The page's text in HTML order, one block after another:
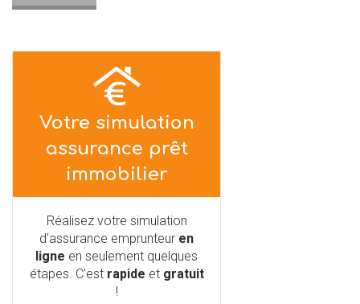
Votre simulation
assurance prêt
immobilier
Réalisez votre simulation
d'assurance emprunteur en
ligne en seulement quelques
étapes. C'est rapide et gratuit
!